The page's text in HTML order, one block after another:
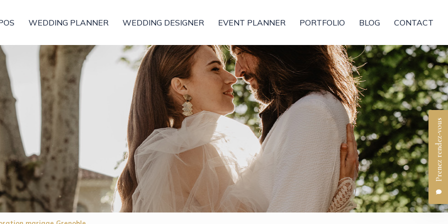
Prenez rendez-vous
WEDDING PLANNER WEDDING DESIGNER EVENT PLANNER PORTFOLIO BLOG CONTACT